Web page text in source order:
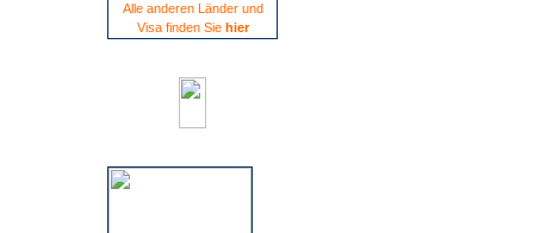
Alle anderen Länder und
Visa finden Siehier